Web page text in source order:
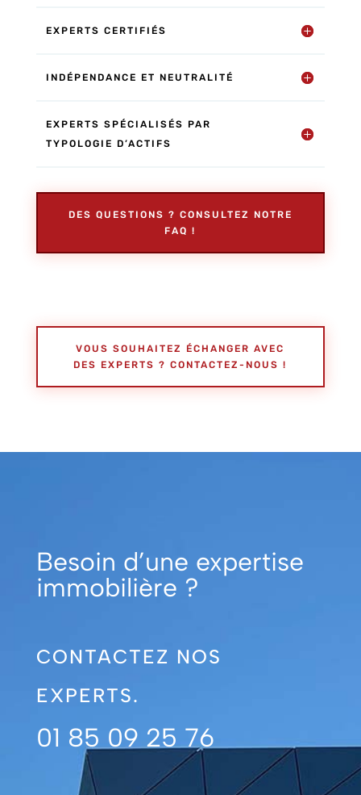
EXPERTS CERTIFIÉS
INDÉPENDANCE ET NEUTRALITÉ
EXPERTS SPÉCIALISÉS PAR
TYPOLOGIE D’ACTIFS
DES QUESTIONS ? CONSULTEZ NOTRE
FAQ !
VOUS SOUHAITEZ ÉCHANGER AVEC
DES EXPERTS ? CONTACTEZ-NOUS !
Besoin d’une expertise
immobilière ?
CONTACTEZ NOS
EXPERTS.
01 85 09 25 76